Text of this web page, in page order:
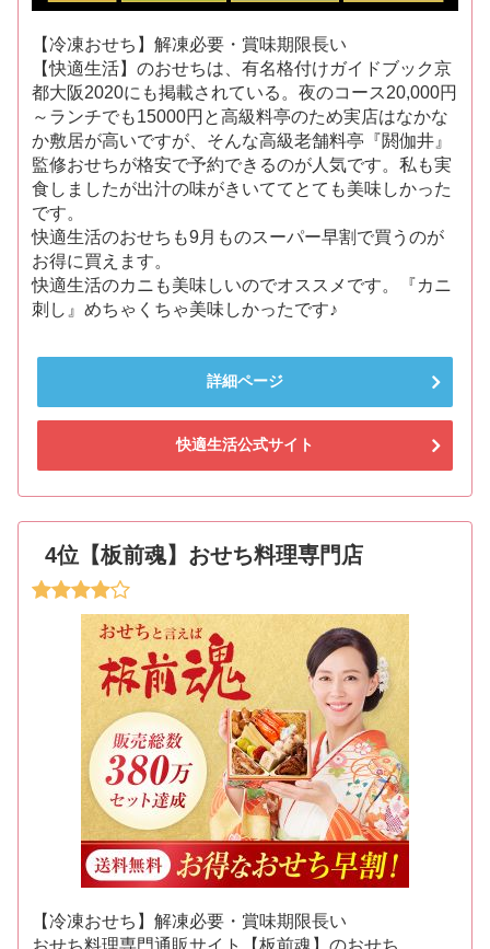
【冷凍おせち】解凍必要・賞味期限長い
【快適生活】のおせちは、有名格付けガイドブック京
都大阪2020にも掲載されている。夜のコース20,000円
～ランチでも15000円と高級料亭のため実店はなかな
か敷居が高いですが、そんな高級老舗料亭『閼伽井』
監修おせちが格安で予約できるのが人気です。私も実
食しましたが出汁の味がきいててとても美味しかった
です。
快適生活のおせちも9月ものスーパー早割で買うのが
お得に買えます。
快適生活のカニも美味しいのでオススメです。『カニ
刺し』めちゃくちゃ美味しかったです♪
詳細ページ
快適生活公式サイト
4位【板前魂】おせち料理専門店
【冷凍おせち】解凍必要・賞味期限長い
おせち料理専門通販サイト【板前魂】のおせち。